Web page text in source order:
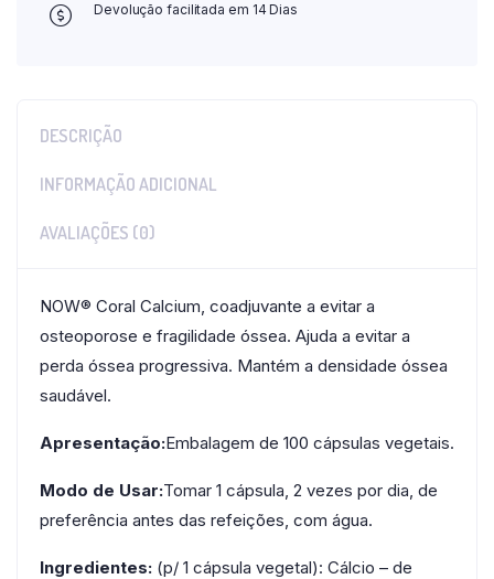
Devolução facilitada em 14 Dias
DESCRIÇÃO
INFORMAÇÃO ADICIONAL
AVALIAÇÕES (0)
NOW® Coral Calcium, coadjuvante a evitar a
osteoporose e fragilidade óssea. Ajuda a evitar a
perda óssea progressiva. Mantém a densidade óssea
saudável.
Apresentação:Embalagem de 100 cápsulas vegetais.
Modo de Usar:Tomar 1 cápsula, 2 vezes por dia, de
preferência antes das refeições, com água.
Ingredientes: (p/ 1 cápsula vegetal): Cálcio – de